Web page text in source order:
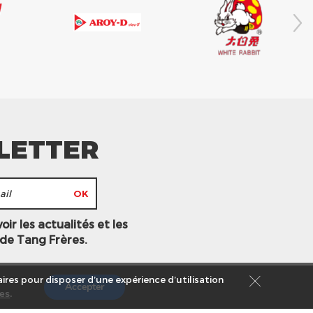
les actualités et les
Tang Frères.
légales
pour disposer d’une expérience d’utilisation
. Accepter